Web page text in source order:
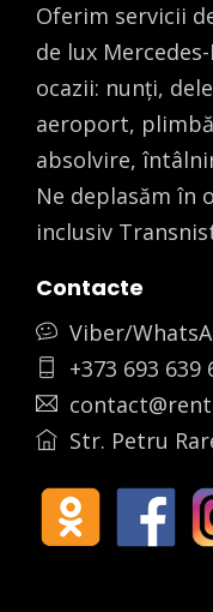
Oferim servicii
de lux
ocazii: nunți,
aeroport,
absolvire,
Ne deplasăm în
inclusiv
Contacte
Viber/
+373 693 639
Str. Petru